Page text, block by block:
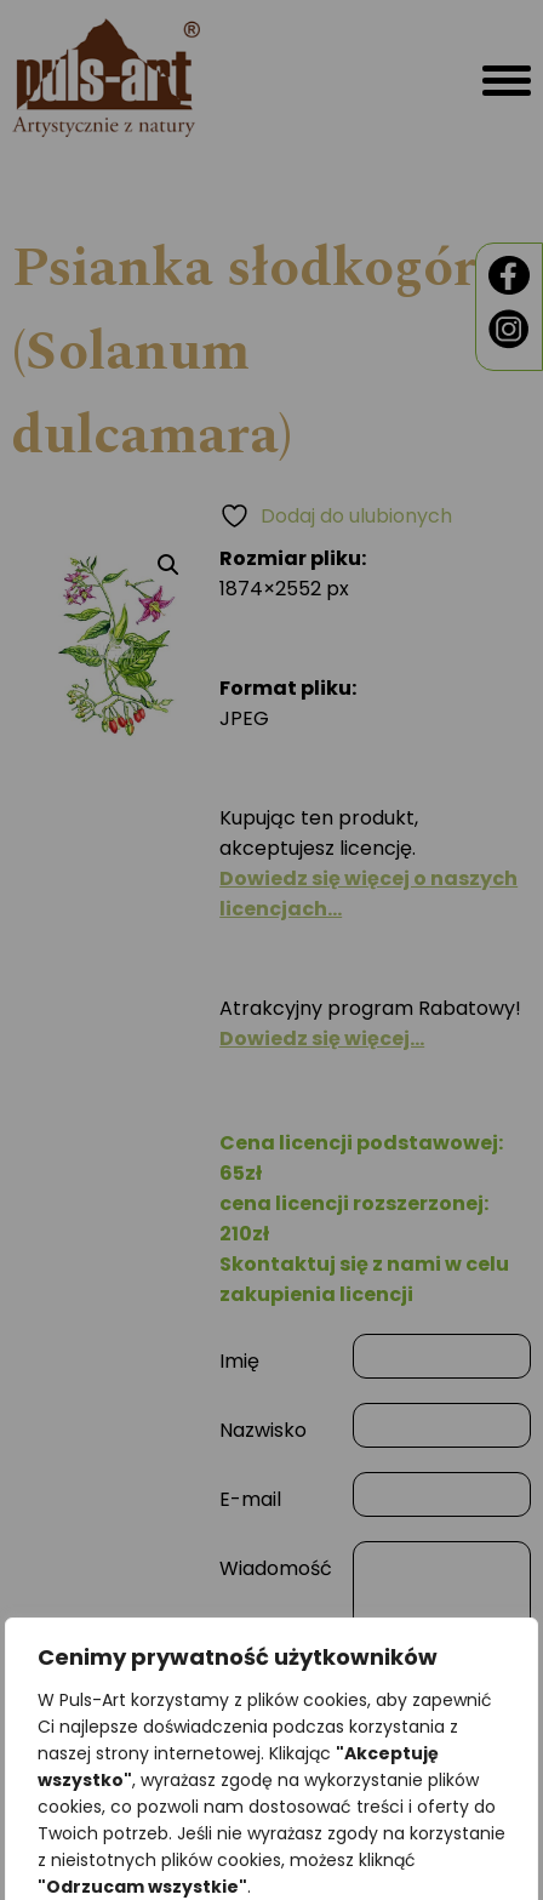
Cenimy prywatność użytkowników
W Puls-Art korzystamy z plików cookies, aby zapewnić
Ci najlepsze doświadczenia podczas korzystania z
naszej strony internetowej. Klikając "Akceptuję
wszystko", wyrażasz zgodę na wykorzystanie plików
cookies, co pozwoli nam dostosować treści i oferty do
Twoich potrzeb. Jeśli nie wyrażasz zgody na korzystanie
z nieistotnych plików cookies, możesz kliknąć
"Odrzucam wszystkie".
Psianka słodkogórz
(Solanum
dulcamara)
Rozmiar pliku:
1874×2552 px
Format pliku:
JPEG
Kupując ten produkt,
akceptujesz licencję.
Dowiedz się więcej o naszych
licencjach…
Atrakcyjny program Rabatowy!
Dowiedz się więcej…
Cena licencji podstawowej:
65zł
cena licencji rozszerzonej:
210zł
Skontaktuj się z nami w celu
zakupienia licencji
Imię
Nazwisko
E-mail
Wiadomość
Dodaj do ulubionych
Najniższa cena z ostatnich 30
dni: